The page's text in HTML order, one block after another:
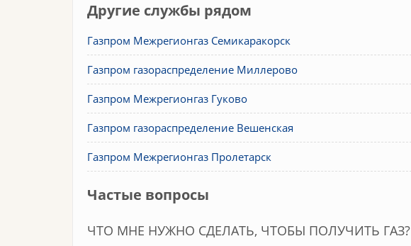
Другие службы рядом
Газпром Межрегионгаз Семикаракорск
Газпром газораспределение Миллерово
Газпром Межрегионгаз Гуково
Газпром газораспределение Вешенская
Газпром Межрегионгаз Пролетарск
Частые вопросы
ЧТО МНЕ НУЖНО СДЕЛАТЬ, ЧТОБЫ ПОЛУЧИТЬ ГАЗ?